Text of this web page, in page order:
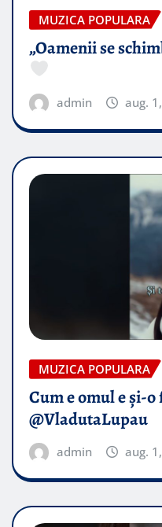
MUZICA POPULARA
„Oamenii se
admin aug.
MUZICA POPULARA
Cum e omul e și-
@VladutaLupau
admin aug.